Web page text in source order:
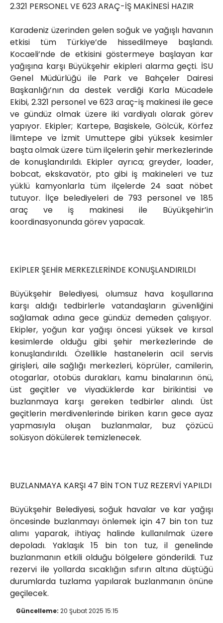
2.321 PERSONEL VE 623 ARAÇ-İŞ MAKİNESİ HAZIR
Karadeniz üzerinden gelen soğuk ve yağışlı havanın
etkisi tüm Türkiye’de hissedilmeye başlandı.
Kocaeli’nde de etkisini göstermeye başlayan kar
yağışına karşı Büyükşehir ekipleri alarma geçti. İSU
Genel Müdürlüğü ile Park ve Bahçeler Dairesi
Başkanlığı’nın da destek verdiği Karla Mücadele
Ekibi, 2.321 personel ve 623 araç-iş makinesi ile gece
ve gündüz olmak üzere iki vardiyalı olarak görev
yapıyor. Ekipler; Kartepe, Başiskele, Gölcük, Körfez
İlimtepe ve İzmit Umuttepe gibi yüksek kesimler
başta olmak üzere tüm ilçelerin şehir merkezlerinde
de konuşlandırıldı. Ekipler ayrıca; greyder, loader,
bobcat, ekskavatör, pto gibi iş makineleri ve tuz
yüklü kamyonlarla tüm ilçelerde 24 saat nöbet
tutuyor. İlçe belediyeleri de 793 personel ve 185
araç ve iş makinesi ile Büyükşehir’in
koordinasyonunda görev yapacak.
EKİPLER ŞEHİR MERKEZLERİNDE KONUŞLANDIRILDI
Büyükşehir Belediyesi, olumsuz hava koşullarına
karşı aldığı tedbirlerle vatandaşların güvenliğini
sağlamak adına gece gündüz demeden çalışıyor.
Ekipler, yoğun kar yağışı öncesi yüksek ve kırsal
kesimlerde olduğu gibi şehir merkezlerinde de
konuşlandırıldı. Özellikle hastanelerin acil servis
girişleri, aile sağlığı merkezleri, köprüler, camilerin,
otogarlar, otobüs durakları, kamu binalarının önü,
üst geçitler ve viyadüklerde kar birikintisi ve
buzlanmaya karşı gereken tedbirler alındı. Üst
geçitlerin merdivenlerinde biriken karın gece ayaz
yapmasıyla oluşan buzlanmalar, buz çözücü
solüsyon dökülerek temizlenecek.
BUZLANMAYA KARŞI 47 BİN TON TUZ REZERVİ YAPILDI
Büyükşehir Belediyesi, soğuk havalar ve kar yağışı
öncesinde buzlanmayı önlemek için 47 bin ton tuz
alımı yaparak, ihtiyaç halinde kullanılmak üzere
depoladı. Yaklaşık 15 bin ton tuz, il genelinde
buzlanmanın etkili olduğu bölgelere gönderildi. Tuz
rezervi ile yollarda sıcaklığın sıfırın altına düştüğü
durumlarda tuzlama yapılarak buzlanmanın önüne
geçilecek.
Güncelleme: 20 Şubat 2025 15:15